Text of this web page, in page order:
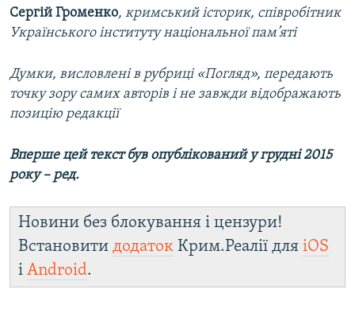
Сергій Громенко, кримський історик, співробітник
Українського інституту національної пам’яті
Думки, висловлені в рубриці «Погляд», передають
точку зору самих авторів і не завжди відображають
позицію редакції
Вперше цей текст був опублікований у грудні 2015
року – ред.
Новини без блокування і цензури!
Встановити додаток Крим.Реалії для iOS
і Android.